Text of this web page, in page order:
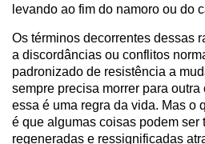
levando ao fim do namoro ou do
Os términos decorrentes dessas
a discordâncias ou conflitos
padronizado de resistência a
sempre precisa morrer para outra
essa é uma regra da vida. Mas o
é que algumas coisas podem ser
regeneradas e ressignificadas